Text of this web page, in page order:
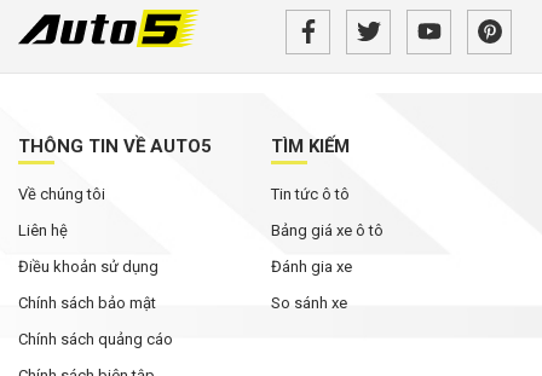
THÔNG TIN VỀ AUTO5
Về chúng tôi
Liên hệ
Điều khoản sử dụng
Chính sách bảo mật
Chính sách quảng cáo
TÌM KIẾM
Tin tức ô tô
Bảng giá xe ô tô
Đánh gia xe
So sánh xe